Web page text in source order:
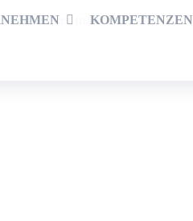
KOMPETENZEN
(m/w/d)